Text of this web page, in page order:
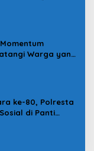
Stiker
Warga yang
ke-80, Polresta
di Panti